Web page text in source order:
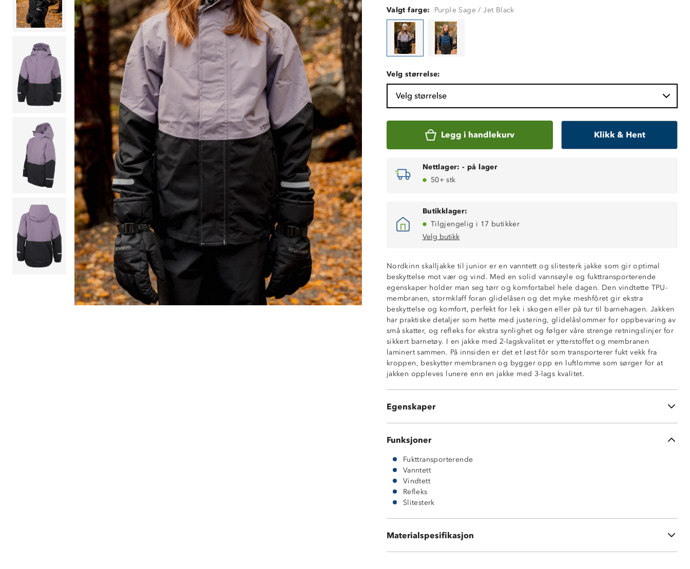
Valgt farge: Purple Sage / Jet Black
Velg størrelse:
Velg størrelse
Legg i handlekurv Klikk & Hent
Nettlager: - på lager
50+ stk
Butikklager:
Tilgjengelig i 17 butikker
Velg butikk
Nordkinn skalljakke til junior er en vanntett og slitesterk jakke som gir optimal
beskyttelse mot vær og vind. Med en solid vannsøyle og fukttransporterende
egenskaper holder man seg tørr og komfortabel hele dagen. Den vindtette TPU-
membranen, stormklaff foran glidelåsen og det myke meshfôret gir ekstra
beskyttelse og komfort, perfekt for lek i skogen eller på tur til barnehagen. Jakken
har praktiske detaljer som hette med justering, glidelåslommer for oppbevaring av
små skatter, og refleks for ekstra synlighet og følger våre strenge retningslinjer for
sikkert barnetøy. I en jakke med 2-lagskvalitet er ytterstoffet og membranen
laminert sammen. På innsiden er det et løst fôr som transporterer fukt vekk fra
kroppen, beskytter membranen og bygger opp en luftlomme som sørger for at
jakken oppleves lunere enn en jakke med 3-lags kvalitet.
Egenskaper
Vanntett (15 000 mm vannsøyle)
Fukttransporterende (5 000 g/m2/24t)
Vindtett
TPU-membran
2-lags skall
Meshfôr
Stormklaff foran hovedglidelås
2 sidelommer med glidelås
Fastmontert hette med justering
YKK©-glidelås
Refleks
Funksjoner
Fukttransporterende
Vanntett
Vindtett
Refleks
Slitesterk
Materialspesifikasjon
Innside: 100 % polyester